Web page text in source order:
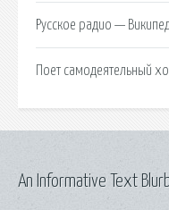
Русское радио —
Поет самодеятельный
An Informative Text